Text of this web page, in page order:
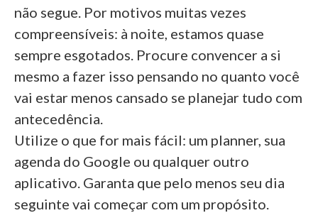
não segue. Por motivos muitas vezes
compreensíveis: à noite, estamos quase
sempre esgotados. Procure convencer a si
mesmo a fazer isso pensando no quanto você
vai estar menos cansado se planejar tudo com
antecedência.
Utilize o que for mais fácil: um planner, sua
agenda do Google ou qualquer outro
aplicativo. Garanta que pelo menos seu dia
seguinte vai começar com um propósito.